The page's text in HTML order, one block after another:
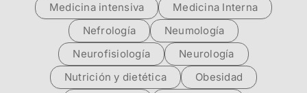
Medicina intensiva
Medicina Interna
Nefrología
Neumología
Neurofisiología
Neurología
Nutrición y dietética
Obesidad